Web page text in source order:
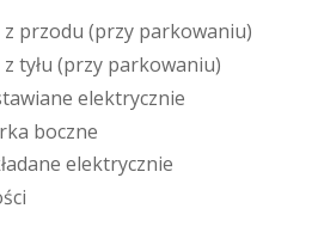
z przodu (przy parkowaniu)
z tyłu (przy parkowaniu)
tawiane elektrycznie
rka boczne
ładane elektrycznie
ści